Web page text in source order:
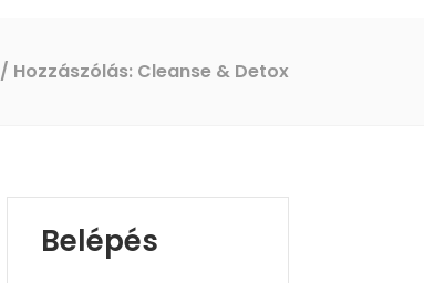
/ Hozzászólás: Cleanse & Detox
Belépés